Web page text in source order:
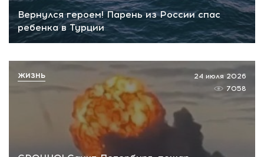
Вернулся героем! Парень из России спас
ребенка в Турции
24 июля 2026
7058
ЖИЗНЬ